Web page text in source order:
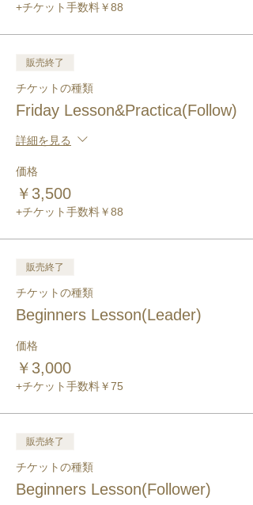
+チケット手数料￥88
販売終了
チケットの種類
Friday Lesson&Practica(Follow)
詳細を見る
価格
￥3,500
+チケット手数料￥88
販売終了
チケットの種類
Beginners Lesson(Leader)
価格
￥3,000
+チケット手数料￥75
販売終了
チケットの種類
Beginners Lesson(Follower)